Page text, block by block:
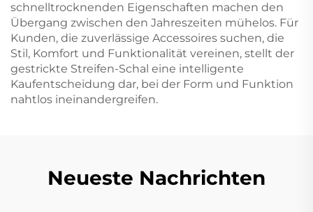
schnelltrocknenden Eigenschaften machen den
Übergang zwischen den Jahreszeiten mühelos. Für
Kunden, die zuverlässige Accessoires suchen, die
Stil, Komfort und Funktionalität vereinen, stellt der
gestrickte Streifen-Schal eine intelligente
Kaufentscheidung dar, bei der Form und Funktion
nahtlos ineinandergreifen.
Neueste Nachrichten